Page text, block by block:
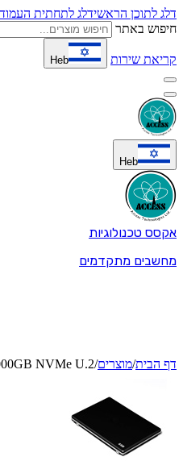
דלג לתוכן הראשידלג לתחתית העמוד
חיפוש באתר
קריאת שירות Heb
Heb
אקסס טכנולוגיות
מחשבים מתקדמים
דף הבית/מוצרים/
NVMe U.2